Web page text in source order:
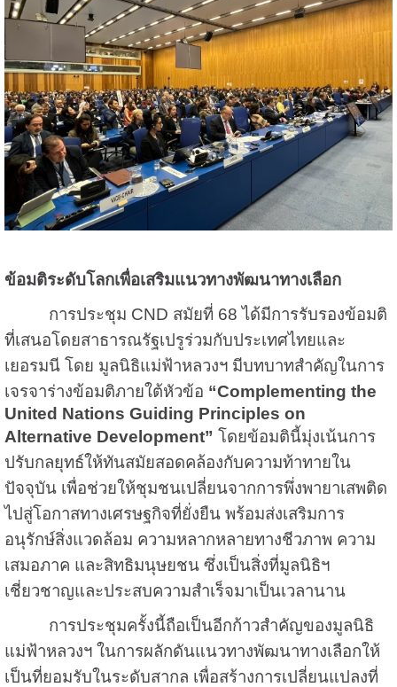
ข้อมติระดับโลกเพื่อเสริมแนวทางพัฒนาทางเลือก
การประชุม CND สมัยที่ 68 ได้มีการรับรองข้อมติ
ที่เสนอโดยสาธารณรัฐเปรูร่วมกับประเทศไทยและ
เยอรมนี โดย มูลนิธิแม่ฟ้าหลวงฯ มีบทบาทสำคัญในการ
เจรจาร่างข้อมติภายใต้หัวข้อ “Complementing the
United Nations Guiding Principles on
Alternative Development” โดยข้อมตินี้มุ่งเน้นการ
ปรับกลยุทธ์ให้ทันสมัยสอดคล้องกับความท้าทายใน
ปัจจุบัน เพื่อช่วยให้ชุมชนเปลี่ยนจากการพึ่งพายาเสพติด
ไปสู่โอกาสทางเศรษฐกิจที่ยั่งยืน พร้อมส่งเสริมการ
อนุรักษ์สิ่งแวดล้อม ความหลากหลายทางชีวภาพ ความ
เสมอภาค และสิทธิมนุษยชน ซึ่งเป็นสิ่งที่มูลนิธิฯ
เชี่ยวชาญและประสบความสำเร็จมาเป็นเวลานาน
การประชุมครั้งนี้ถือเป็นอีกก้าวสำคัญของมูลนิธิ
แม่ฟ้าหลวงฯ ในการผลักดันแนวทางพัฒนาทางเลือกให้
เป็นที่ยอมรับในระดับสากล เพื่อสร้างการเปลี่ยนแปลงที่